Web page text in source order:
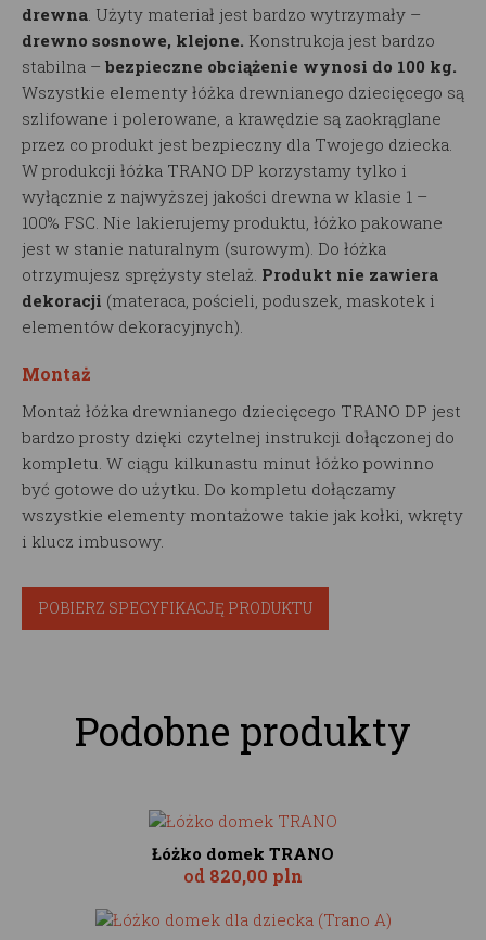
drewna. Użyty materiał jest bardzo wytrzymały –
drewno sosnowe, klejone. Konstrukcja jest bardzo
stabilna – bezpieczne obciążenie wynosi do 100 kg.
Wszystkie elementy łóżka drewnianego dziecięcego są
szlifowane i polerowane, a krawędzie są zaokrąglane
przez co produkt jest bezpieczny dla Twojego dziecka.
W produkcji łóżka TRANO DP korzystamy tylko i
wyłącznie z najwyższej jakości drewna w klasie 1 –
100% FSC. Nie lakierujemy produktu, łóżko pakowane
jest w stanie naturalnym (surowym). Do łóżka
otrzymujesz sprężysty stelaż. Produkt nie zawiera
dekoracji (materaca, pościeli, poduszek, maskotek i
elementów dekoracyjnych).
Montaż
Montaż łóżka drewnianego dziecięcego TRANO DP jest
bardzo prosty dzięki czytelnej instrukcji dołączonej do
kompletu. W ciągu kilkunastu minut łóżko powinno
być gotowe do użytku. Do kompletu dołączamy
wszystkie elementy montażowe takie jak kołki, wkręty
i klucz imbusowy.
POBIERZ SPECYFIKACJĘ PRODUKTU
Podobne produkty
Łóżko domek TRANO
od 820,00 pln